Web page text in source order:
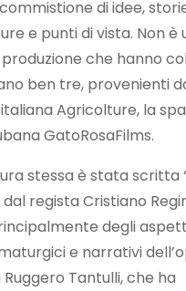
di idee,
e punti di vista. Non è
che hanno
ben tre, provenienti
Agricolture, la
GatoRosaFilms.
stessa è stata scritta
regista Cristiano
degli
e narrativi
Tantulli, che ha